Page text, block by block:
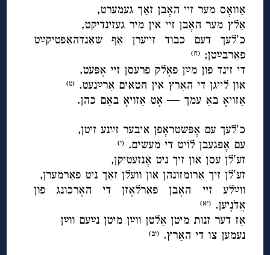
אַוואָס מער זיי האָבן זאַך געמערט,
אַלץ מער האָבן זיי אין מיר געזינדיקט,
כ′לעך דעם כבוד זייערן אַף שאַנדהאַפטיקײַט
פאַרבײַטן;(ח)
די זינד פון מײַן פאָלק פרעסן זיי אָפּעט,
און לייגן די האַרץ אין חטאים אַרײַנעט.(ט)
אַזויאָ באַ עמך — אָט אַזויאָ באַם כהן.
כ′לעך עם אָפּשטראָפן איבער זײַנע זיטן,
עם אָפּגעבן לוֹיט די מעשים.(י)
זע′לן עסן און זיך ניט אָנזעטיקן,
זע′לן זיך אַרומזונהן און וועלן זאַך ניט פאַרמערן,
ווײַלע זיי האָבן פאַרלאָזן די האָרכונג פון
אֲדֹנָיען.(יא)
אַז דער זנות מיטן אַלטן ווײַן מיטן נײַעם ווײַן
נעמען צו די האַרץ.(יב)